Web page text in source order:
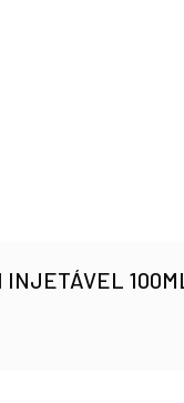
INJETÁVEL 100ML